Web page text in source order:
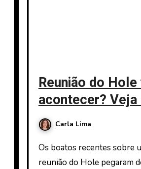
Reunião do Hole
acontecer? Veja
Courtney Love
Carla Lima
Os boatos recentes sobre uma possível
reunião do Hole pegaram